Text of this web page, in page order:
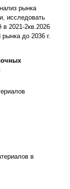
рынка
исследовать
в 2021-2кв.2026
рынка до 2036 г.
в